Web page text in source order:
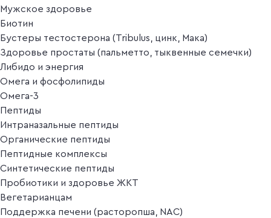
Мужское здоровье
Биотин
Бустеры тестостерона (Tribulus, цинк, Мака)
Здоровье простаты (пальметто, тыквенные семечки)
Либидо и энергия
Омега и фосфолипиды
Омега-3
Пептиды
Интраназальные пептиды
Органические пептиды
Пептидные комплексы
Синтетические пептиды
Пробиотики и здоровье ЖКТ
Вегетарианцам
Поддержка печени (расторопша, NAC)